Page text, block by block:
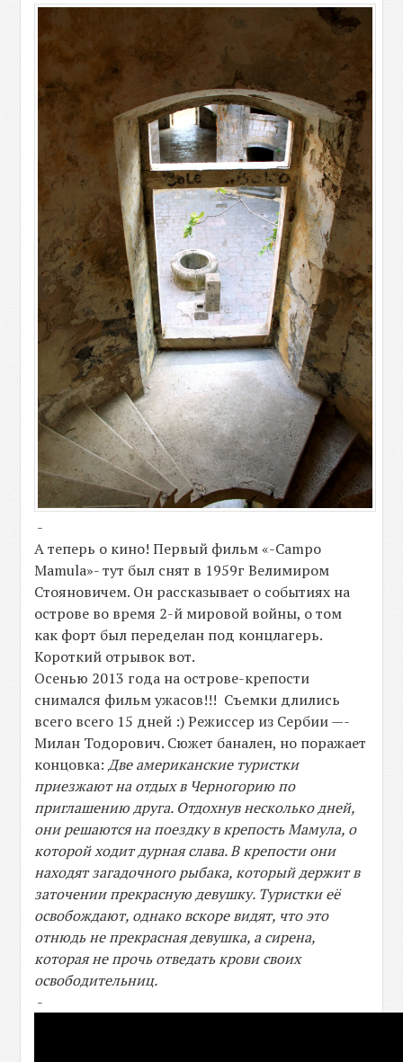
-
А теперь о кино! Первый фильм «-Campo
Mamula»- тут был снят в 1959г Велимиром
Стояновичем. Он рассказывает о событиях на
острове во время 2-й мировой войны, о том
как форт был переделан под концлагерь.
Короткий отрывок вот.
Осенью 2013 года на острове-крепости
снимался фильм ужасов!!! Съемки длились
всего всего 15 дней :) Режиссер из Сербии —-
Милан Тодорович. Сюжет банален, но поражает
концовка:Две американские туристки
приезжают на отдых в Черногорию по
приглашению друга. Отдохнув несколько дней,
они решаются на поездку в крепость Мамула, о
которой ходит дурная слава. В крепости они
находят загадочного рыбака, который держит в
заточении прекрасную девушку. Туристки её
освобождают, однако вскоре видят, что это
отнюдь не прекрасная девушка, а сирена,
которая не прочь отведать крови своих
освободительниц.
-